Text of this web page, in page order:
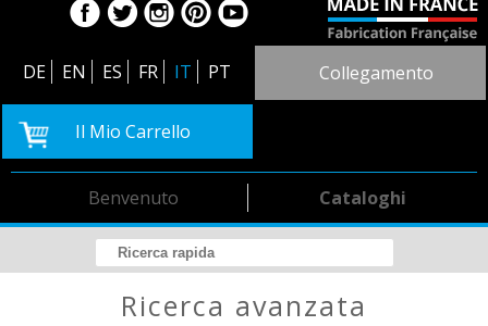
DE EN ES FR IT PT Collegamento
Il Mio Carrello
Cataloghi
Benvenuto
ricerca avanzata